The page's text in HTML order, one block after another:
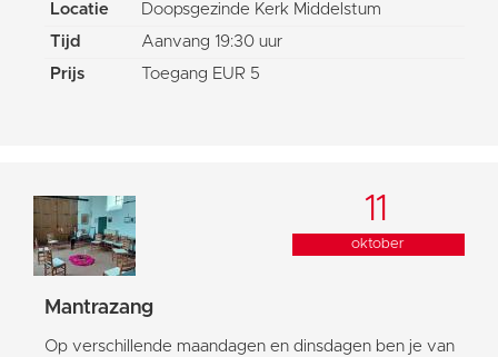
Locatie
Doopsgezinde Kerk Middelstum
Tijd
Aanvang 19:30 uur
Prijs
Toegang EUR 5
11
oktober
Mantrazang
Op verschillende maandagen en dinsdagen ben je van